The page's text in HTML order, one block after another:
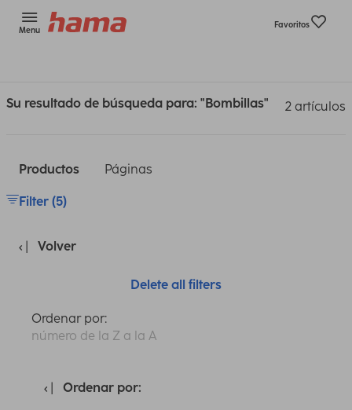
Menu
Favoritos
Su resultado de búsqueda para: "Bombillas" 2 artículos
Productos Páginas
Filter (5)
Volver
Delete all filters
Ordenar por:
número de la Z a la A
Ordenar por: